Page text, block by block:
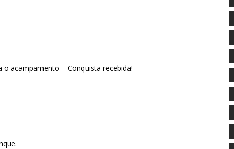
o acampamento – Conquista recebida!